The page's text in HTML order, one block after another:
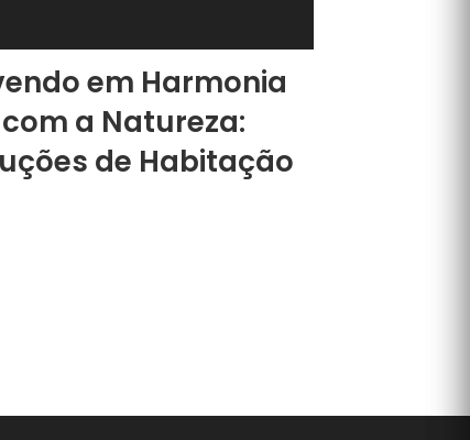
em Harmonia
com a Natureza:
de Habitação